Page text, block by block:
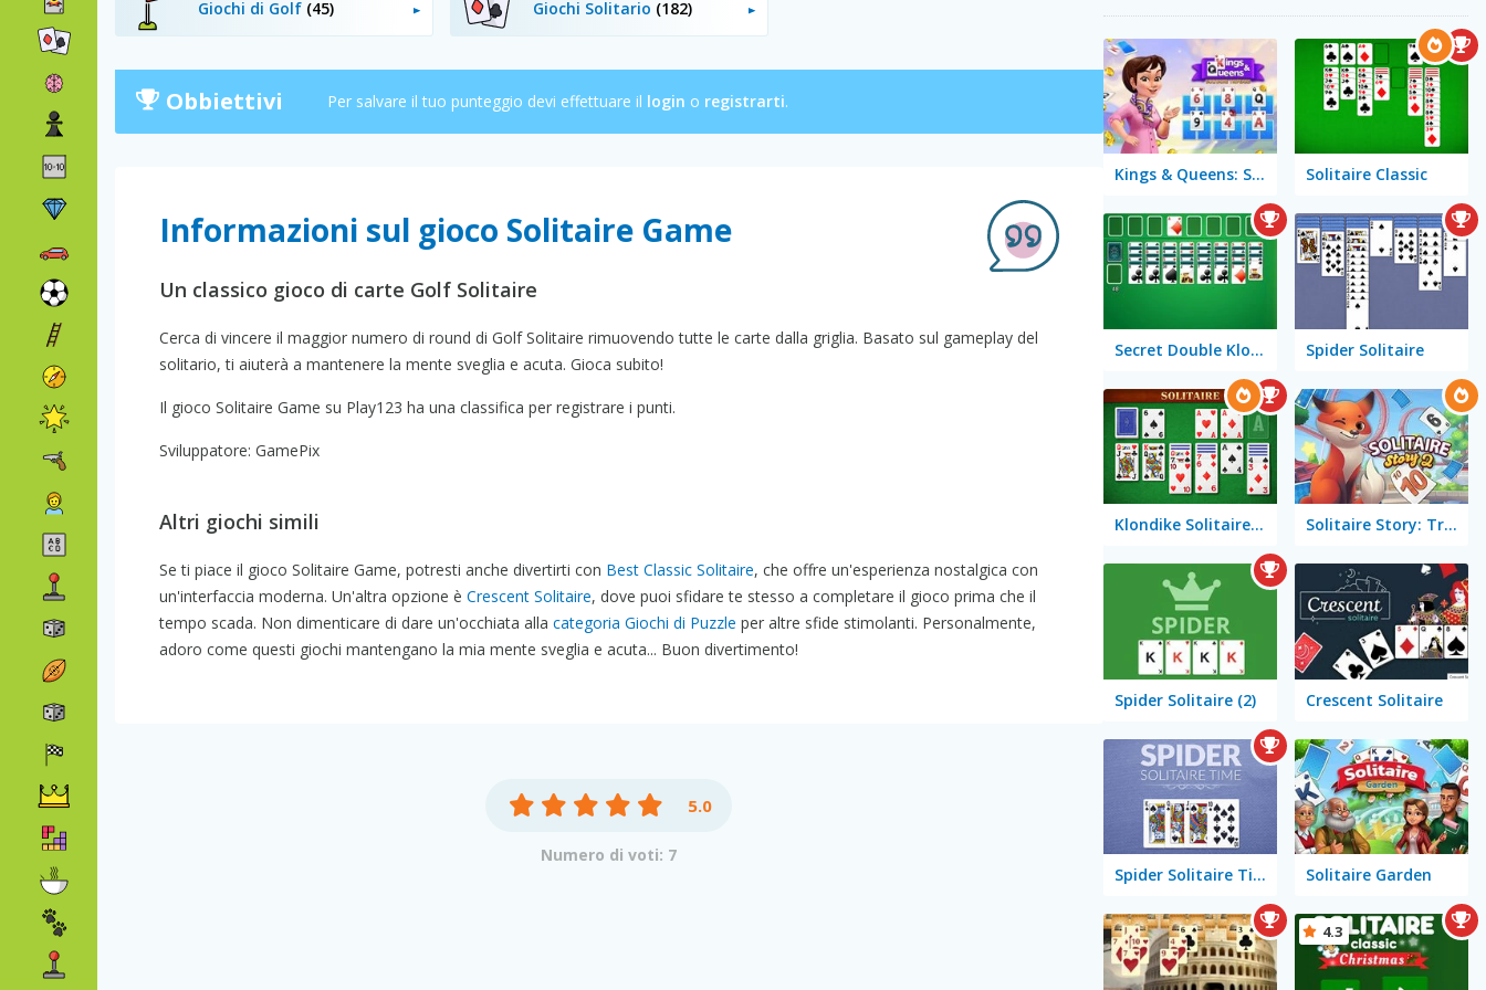
Giochi di Golf (45) Giochi Solitario (182)
Obbiettivi Per salvare il tuo punteggio devi effettuare il login o registrarti.
Informazioni sul gioco Solitaire Game
Un classico gioco di carte Golf Solitaire
Cerca di vincere il maggior numero di round di Golf Solitaire rimuovendo tutte le carte dalla griglia. Basato sul gameplay del
solitario, ti aiuterà a mantenere la mente sveglia e acuta. Gioca subito!
Il gioco Solitaire Game su Play123 ha una classifica per registrare i punti.
Sviluppatore: GamePix
Altri giochi simili
Se ti piace il gioco Solitaire Game, potresti anche divertirti con Best Classic Solitaire, che offre un'esperienza nostalgica con
un'interfaccia moderna. Un'altra opzione è Crescent Solitaire, dove puoi sfidare te stesso a completare il gioco prima che il
tempo scada. Non dimenticare di dare un'occhiata alla categoria Giochi di Puzzle per altre sfide stimolanti. Personalmente,
adoro come questi giochi mantengano la mia mente sveglia e acuta... Buon divertimento!
5.0
Numero di voti: 7
Kings & Queens: Solitaire Tripeaks Solitaire Classic
Secret Double Klondike Spider Solitaire
Klondike Solitaire Big Solitaire Story: TriPeaks 2
Spider Solitaire (2) Crescent Solitaire
Spider Solitaire Time Solitaire Garden
4.3